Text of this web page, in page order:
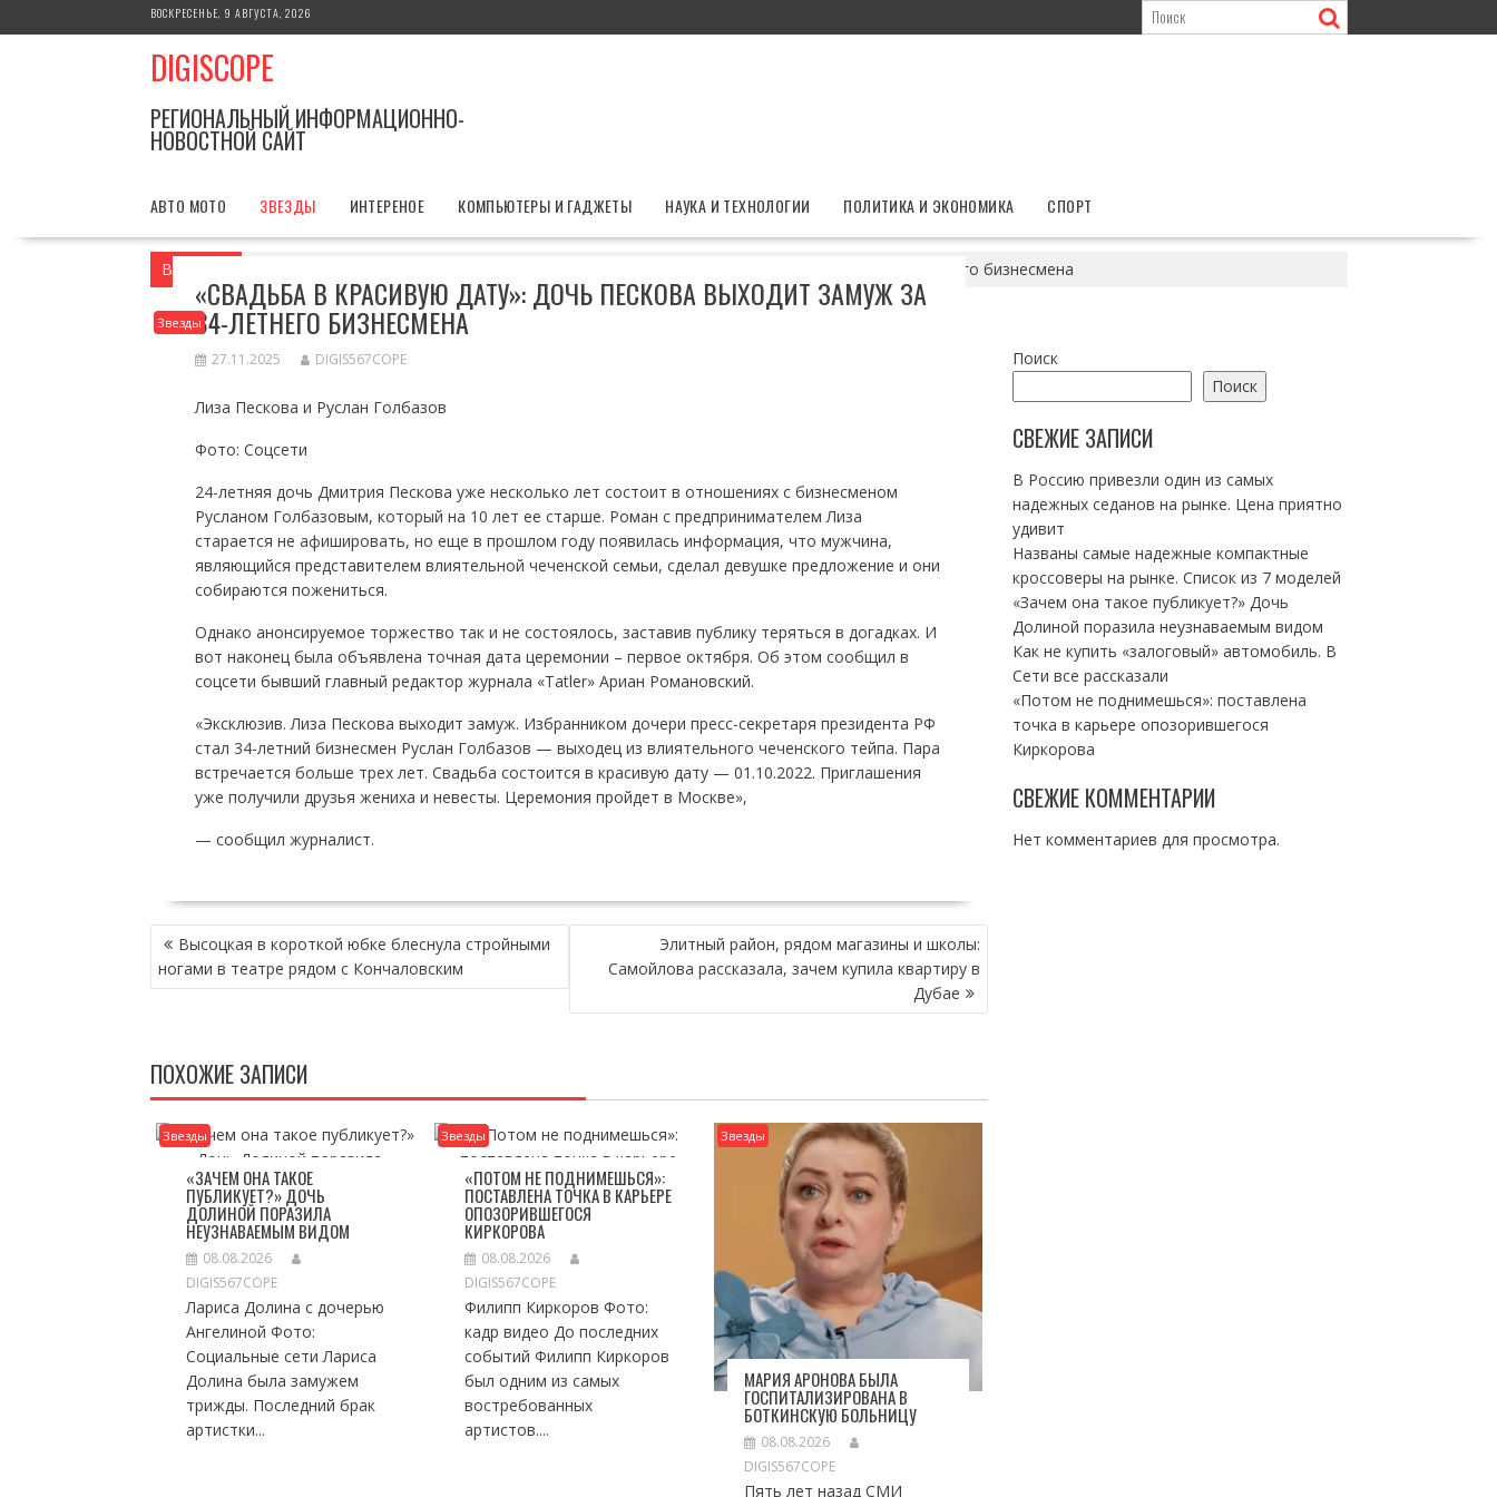
к
ВОСКРЕСЕНЬЕ, 9 АВГУСТА, 2026
DIGISCOPE
РЕГИОНАЛЬНЫЙ ИНФОРМАЦИОННО-
НОВОСТНОЙ САЙТ
АВТО МОТО ЗВЕЗДЫ ИНТЕРЕНОЕ КОМПЬЮТЕРЫ И ГАДЖЕТЫ НАУКА И ТЕХНОЛОГИИ ПОЛИТИКА И ЭКОНОМИКА СПОРТ
Вы здесь «Свадьба в красивую дату»: дочь Пескова выходит замуж за 34-летнего бизнесмена
Звезды
«СВАДЬБА В КРАСИВУЮ ДАТУ»: ДОЧЬ ПЕСКОВА ВЫХОДИТ ЗАМУЖ ЗА
34-ЛЕТНЕГО БИЗНЕСМЕНА
27.11.2025 DIGIS567COPE
Лиза Пескова и Руслан Голбазов
Фото: Соцсети
24-летняя дочь Дмитрия Пескова уже несколько лет состоит в отношениях с бизнесменом
Русланом Голбазовым, который на 10 лет ее старше. Роман с предпринимателем Лиза
старается не афишировать, но еще в прошлом году появилась информация, что мужчина,
являющийся представителем влиятельной чеченской семьи, сделал девушке предложение и они
собираются пожениться.
Однако анонсируемое торжество так и не состоялось, заставив публику теряться в догадках. И
вот наконец была объявлена точная дата церемонии – первое октября. Об этом сообщил в
соцсети бывший главный редактор журнала «Tatler» Ариан Романовский.
«Эксклюзив. Лиза Пескова выходит замуж. Избранником дочери пресс-секретаря президента РФ
стал 34-летний бизнесмен Руслан Голбазов — выходец из влиятельного чеченского тейпа. Пара
встречается больше трех лет. Свадьба состоится в красивую дату — 01.10.2022. Приглашения
уже получили друзья жениха и невесты. Церемония пройдет в Москве»,
— сообщил журналист.
НАВИГАЦИЯ
ПО
ЗАПИСЯМ
Высоцкая в короткой юбке блеснула стройными
ногами в театре рядом с Кончаловским
Элитный район, рядом магазины и школы:
Самойлова рассказала, зачем купила квартиру в
Дубае
ПОХОЖИЕ ЗАПИСИ
Звезды
«ЗАЧЕМ ОНА ТАКОЕ
ПУБЛИКУЕТ?» ДОЧЬ
ДОЛИНОЙ ПОРАЗИЛА
НЕУЗНАВАЕМЫМ ВИДОМ
08.08.2026
DIGIS567COPE
Лариса Долина с дочерью
Ангелиной Фото:
Социальные сети Лариса
Долина была замужем
трижды. Последний брак
артистки...
Звезды
«ПОТОМ НЕ ПОДНИМЕШЬСЯ»:
ПОСТАВЛЕНА ТОЧКА В КАРЬЕРЕ
ОПОЗОРИВШЕГОСЯ
КИРКОРОВА
08.08.2026
DIGIS567COPE
Филипп Киркоров Фото:
кадр видео До последних
событий Филипп Киркоров
был одним из самых
востребованных
артистов....
Звезды
МАРИЯ АРОНОВА БЫЛА
ГОСПИТАЛИЗИРОВАНА В
БОТКИНСКУЮ БОЛЬНИЦУ
08.08.2026
DIGIS567COPE
Пять лет назад СМИ
Поиск
Поиск
СВЕЖИЕ ЗАПИСИ
В Россию привезли один из самых
надежных седанов на рынке. Цена приятно
удивит
Названы самые надежные компактные
кроссоверы на рынке. Список из 7 моделей
«Зачем она такое публикует?» Дочь
Долиной поразила неузнаваемым видом
Как не купить «залоговый» автомобиль. В
Сети все рассказали
«Потом не поднимешься»: поставлена
точка в карьере опозорившегося
Киркорова
СВЕЖИЕ КОММЕНТАРИИ
Нет комментариев для просмотра.